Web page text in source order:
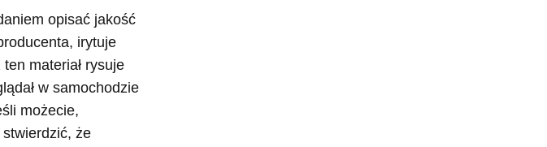
opisać jakość
irytuje
materiał rysuje
w samochodzie
możecie,
że